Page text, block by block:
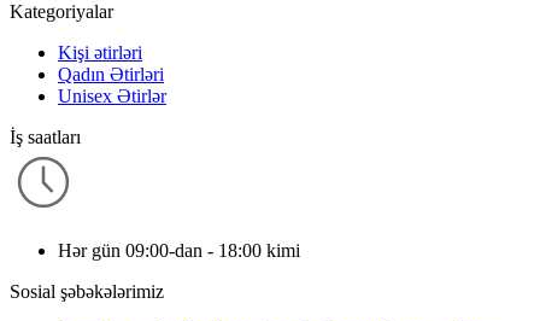
Kategoriyalar
Kişi ətirləri
Qadın Ətirləri
Unisex Ətirlər
İş saatları
Hər gün 09:00-dan - 18:00 kimi
Sosial şəbəkələrimiz